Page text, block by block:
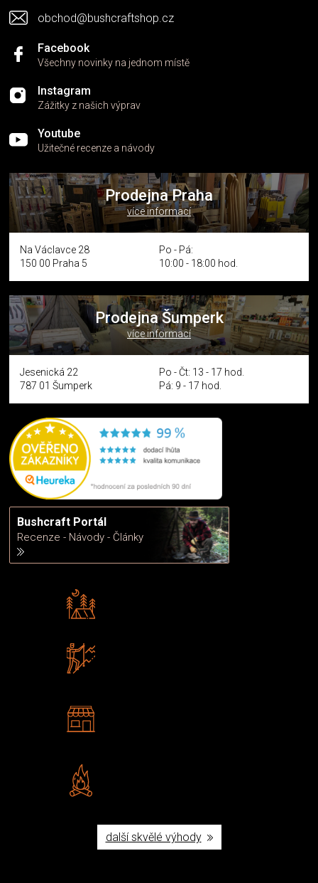
u
obchod@bushcraftshop.cz
Facebook
Všechny novinky na jednom místě
Instagram
Zážitky z našich výprav
Youtube
Užitečné recenze a návody
Prodejna Praha
více informací
Na Václavce 28
150 00 Praha 5
Po - Pá:
10:00 - 18:00 hod.
Prodejna Šumperk
více informací
Jesenická 22
787 01 Šumperk
Po - Čt: 13 - 17 hod.
Pá: 9 - 17 hod.
Bushcraft Portál
Recenze - Návody - Články
další skvělé výhody